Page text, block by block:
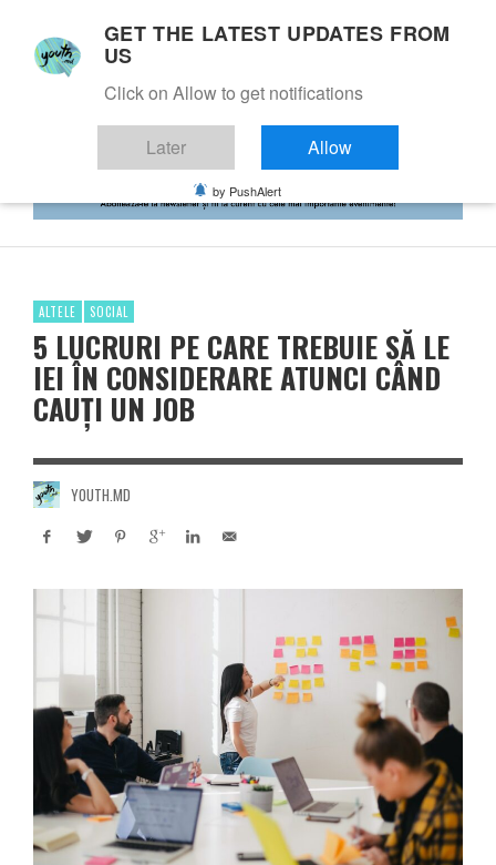
ALTELE SOCIAL
5 LUCRURI PE CARE TREBUIE SĂ LE
IEI ÎN CONSIDERARE ATUNCI CÂND
CAUȚI UN JOB
YOUTH.MD
GET THE LATEST UPDATES FROM
US
Click on Allow to get notifications
Later Allow
by PushAlert